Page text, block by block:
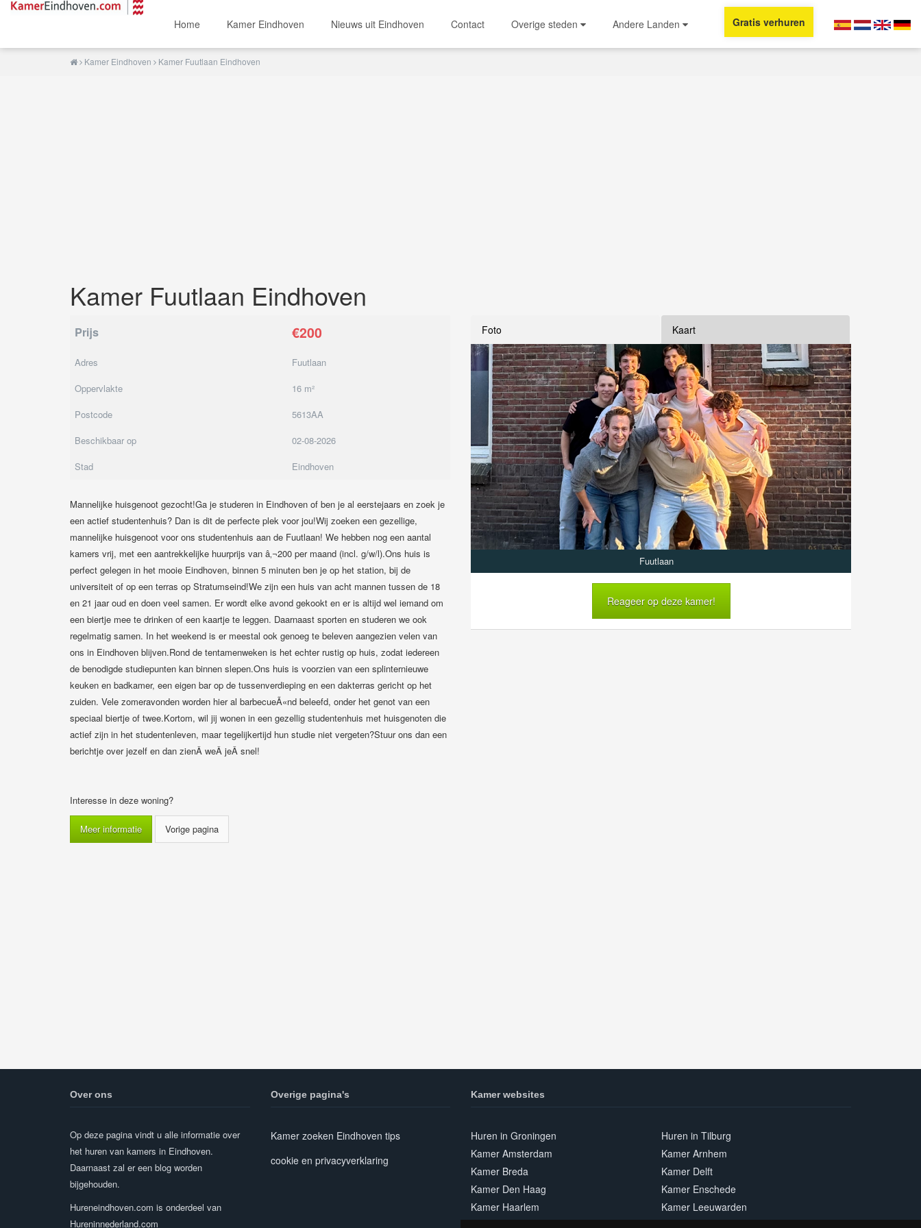
Home Kamer Eindhoven Nieuws uit Eindhoven Contact Overige steden Andere Landen Gratis verhuren
Kamer Eindhoven Kamer Fuutlaan Eindhoven
Kamer Fuutlaan Eindhoven
Foto Kaart
Fuutlaan
Reageer op deze kamer!
Prijs €200
Adres
Fuutlaan
Oppervlakte
16 m²
Postcode
5613AA
Beschikbaar op
02-08-2026
Stad
Eindhoven
Mannelijke huisgenoot gezocht!Ga je studeren in Eindhoven of ben je al eerstejaars en zoek je
een actief studentenhuis? Dan is dit de perfecte plek voor jou!Wij zoeken een gezellige,
mannelijke huisgenoot voor ons studentenhuis aan de Fuutlaan! We hebben nog een aantal
kamers vrij, met een aantrekkelijke huurprijs van â‚¬200 per maand (incl. g/w/l).Ons huis is
perfect gelegen in het mooie Eindhoven, binnen 5 minuten ben je op het station, bij de
universiteit of op een terras op Stratumseind!We zijn een huis van acht mannen tussen de 18
en 21 jaar oud en doen veel samen. Er wordt elke avond gekookt en er is altijd wel iemand om
een biertje mee te drinken of een kaartje te leggen. Daarnaast sporten en studeren we ook
regelmatig samen. In het weekend is er meestal ook genoeg te beleven aangezien velen van
ons in Eindhoven blijven.Rond de tentamenweken is het echter rustig op huis, zodat iedereen
de benodigde studiepunten kan binnen slepen.Ons huis is voorzien van een splinternieuwe
keuken en badkamer, een eigen bar op de tussenverdieping en een dakterras gericht op het
zuiden. Vele zomeravonden worden hier al barbecueÃ«nd beleefd, onder het genot van een
speciaal biertje of twee.Kortom, wil jij wonen in een gezellig studentenhuis met huisgenoten die
actief zijn in het studentenleven, maar tegelijkertijd hun studie niet vergeten?Stuur ons dan een
berichtje over jezelf en dan zienÂ weÂ jeÂ snel!
Interesse in deze woning?
Meer informatie
Over ons
Op deze pagina vindt u alle informatie over
het huren van kamers in Eindhoven.
Daarnaast zal er een blog worden
bijgehouden.
Hureneindhoven.com is onderdeel van
Hureninnederland.com
Overige pagina's
Kamer zoeken Eindhoven tips
cookie en privacyverklaring
Kamer websites
Huren in Groningen
Huren in Tilburg
Kamer Amsterdam
Kamer Arnhem
Kamer Breda
Kamer Delft
Kamer Den Haag
Kamer Enschede
Kamer Haarlem
Kamer Leeuwarden